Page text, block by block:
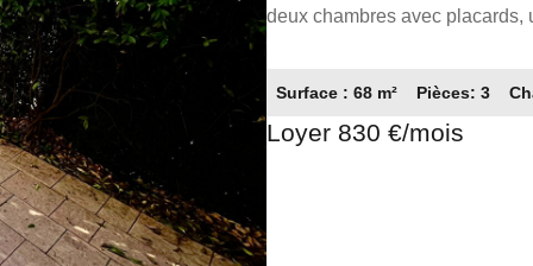
deux chambres avec
pour la réalisation de l'état des lieux Référence annonce : L7134
Réseaux de conseillers
Surface : 68 m² Pièces: 3
Loyer 830 €/mois